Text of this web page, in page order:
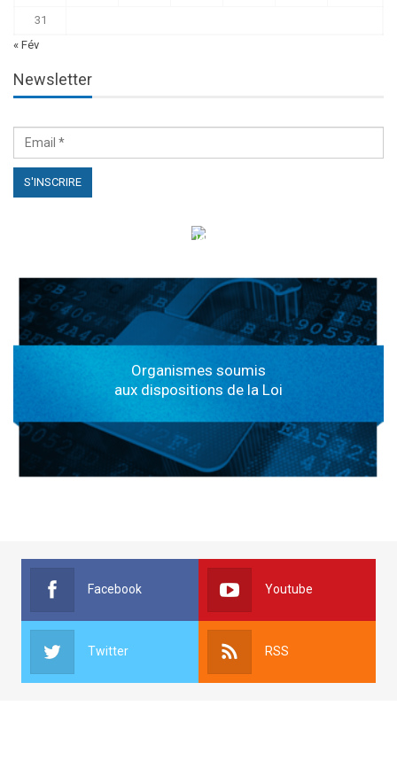
31
« Fév
Newsletter
الهياكل الخاضعة لقانون النفاذ إلى المعلومة
Organismes soumis
aux dispositions de la Loi
Facebook Youtube
Twitter RSS